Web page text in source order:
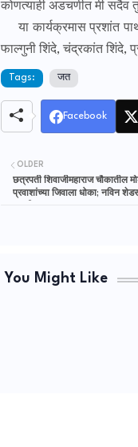
कोणत्याही अडचणीत मी सदैव
या कार्यक्रमास प्रशांत
फाल्गुनी शिंदे, चंद्रकांत शिंदे,
Tags: जत
Facebook
OLDER
छत्रपती शिवाजीमहाराज
प्रवाशांच्या जिवाला धोका; नविन
You Might Like